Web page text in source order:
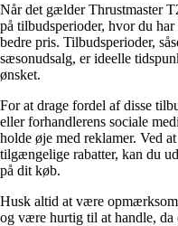
Når det gælder Thrustmaster
på tilbudsperioder, hvor du
bedre pris. Tilbudsperioder,
sæsonudsalg, er ideelle
ønsket.
For at drage fordel af disse
eller forhandlerens sociale
holde øje med reklamer. Ved
tilgængelige rabatter, kan du
på dit køb.
Husk altid at være
og være hurtig til at handle, da